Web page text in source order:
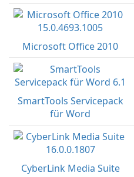
Microsoft Office 2010
SmartTools Servicepack
für Word
CyberLink Media Suite